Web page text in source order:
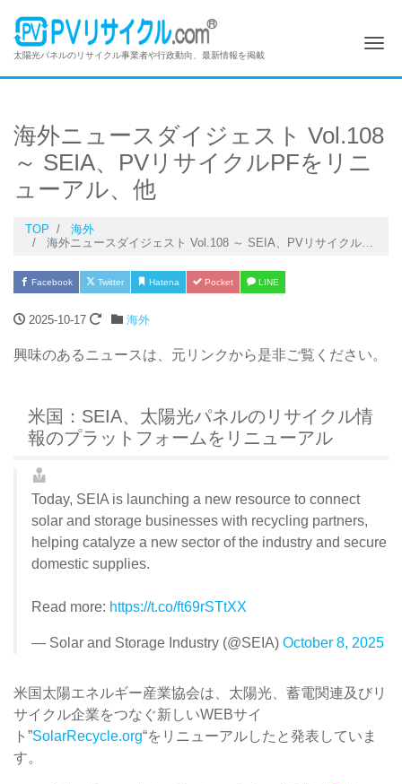
太陽光パネルのリサイクル事業者や行政動向、最新情報を掲載
海外ニュースダイジェスト Vol.108
～ SEIA、PVリサイクルPFをリニ
ューアル、他
TOP
海外
海外ニュースダイジェスト Vol.108 ～ SEIA、PVリサイクルPFをリニューアル、他
Facebook Twitter Hatena Pocket LINE
2025-10-17 海外
興味のあるニュースは、元リンクから是非ご覧ください。
米国：SEIA、太陽光パネルのリサイクル情
報のプラットフォームをリニューアル
Today, SEIA is launching a new resource to connect
solar and storage businesses with recycling partners,
helping catalyze a new sector of the industry and secure
domestic supplies.
Read more: https://t.co/ft69rSTtXX
— Solar and Storage Industry (@SEIA) October 8, 2025
米国太陽エネルギー産業協会は、太陽光、蓄電関連及びリ
サイクル企業をつなぐ新しいWEBサイ
ト”SolarRecycle.org“をリニューアルしたと発表していま
す。